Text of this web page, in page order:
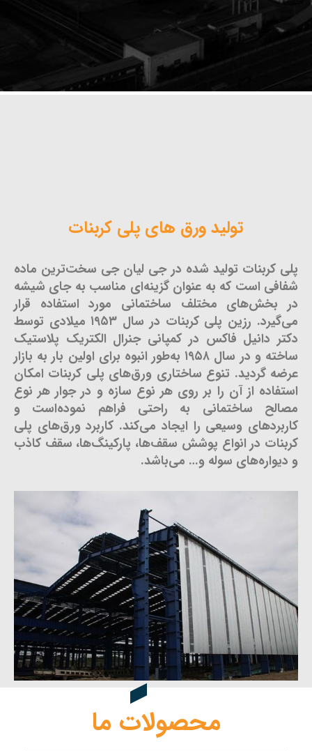
تولید ورق های پلی کربنات
پلی کربنات تولید شده در جی لیان جی سخت‌ترین ماده
شفافی است که به عنوان گزینه‌ای مناسب به جای شیشه
در بخش‌های مختلف ساختمانی مورد استفاده قرار
می‌گیرد. رزین پلی کربنات در سال ۱۹۵۳ میلادی توسط
دکتر دانیل فاکس در کمپانی جنرال الکتریک پلاستیک
ساخته و در سال ۱۹۵۸ به‌طور انبوه برای اولین بار به بازار
عرضه گردید. تنوع ساختاری ورق‌های پلی کربنات امکان
استفاده از آن را بر روی هر نوع سازه و در جوار هر نوع
مصالح ساختمانی به راحتی فراهم نموده‌است و
کاربردهای وسیعی را ایجاد می‌کند. کاربرد ورق‌های پلی
کربنات در انواع پوشش سقف‌ها، پارکینگ‌ها، سقف کاذب
و دیواره‌های سوله و… می‌باشد.
محصولات ما